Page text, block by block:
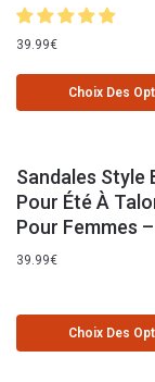
39.99€
Choix Des
Sandales Style
Pour Été À
Pour Femmes
39.99€
Choix Des